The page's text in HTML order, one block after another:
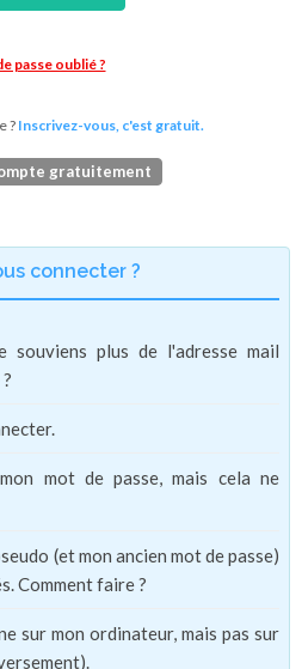
passe oublié ?
? Inscrivez-vous, c'est gratuit.
gratuitement
connecter ?
plus de l'adresse mail
mot de passe, mais cela ne
(et mon ancien mot de passe)
Comment faire ?
sur mon ordinateur, mais pas sur